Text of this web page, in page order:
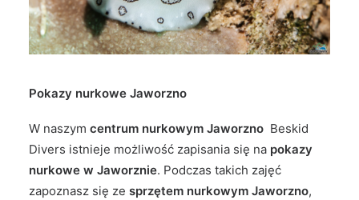
Pokazy nurkowe Jaworzno
W naszym centrum nurkowym Jaworzno Beskid
Divers istnieje możliwość zapisania się na pokazy
nurkowe w Jaworznie. Podczas takich zajęć
zapoznasz się ze sprzętem nurkowym Jaworzno,